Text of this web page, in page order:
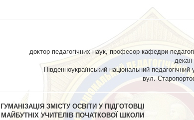
доктор педагогічних наук, професор кафедри
Південноукраїнський національний
вул.
ГУМАНІЗАЦІЯ ЗМІСТУ ОСВІТИ У ПІДГОТОВЦІ
МАЙБУТНІХ УЧИТЕЛІВ ПОЧАТКОВОЇ ШКОЛИ